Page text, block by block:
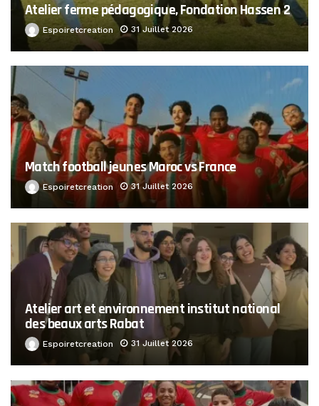
Atelier ferme pédagogique, Fondation Hassen 2
Espoiretcreation 31 Juillet 2026
Match football jeunes Maroc vs France
Espoiretcreation 31 Juillet 2026
Atelier art et environnement institut national
des beaux arts Rabat
Espoiretcreation 31 Juillet 2026